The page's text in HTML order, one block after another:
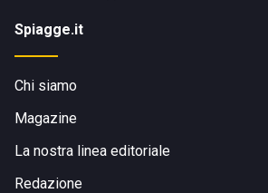
Spiagge.it
Chi siamo
Magazine
La nostra linea editoriale
Redazione